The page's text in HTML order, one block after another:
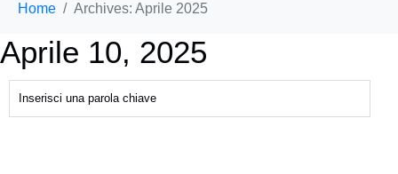
Home Archives: Aprile 2025
Aprile 10, 2025